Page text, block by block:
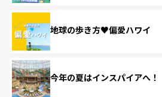
地球の歩き方♥偏愛ハワイ
今年の夏はインスパイアへ！